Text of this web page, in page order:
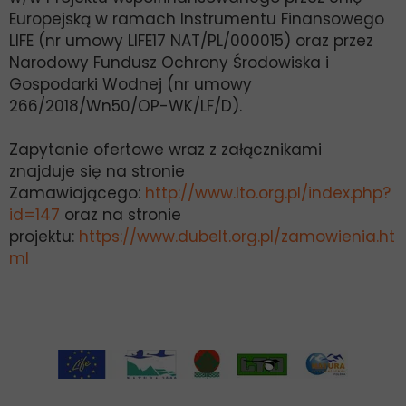
Europejską w ramach Instrumentu Finansowego
LIFE (nr umowy LIFE17 NAT/PL/000015) oraz przez
Narodowy Fundusz Ochrony Środowiska i
Gospodarki Wodnej (nr umowy
266/2018/Wn50/OP-WK/LF/D).
Zapytanie ofertowe wraz z załącznikami
znajduje się na stronie
Zamawiającego: http://www.lto.org.pl/index.php?
id=147 oraz na stronie
projektu: https://www.dubelt.org.pl/zamowienia.ht
ml